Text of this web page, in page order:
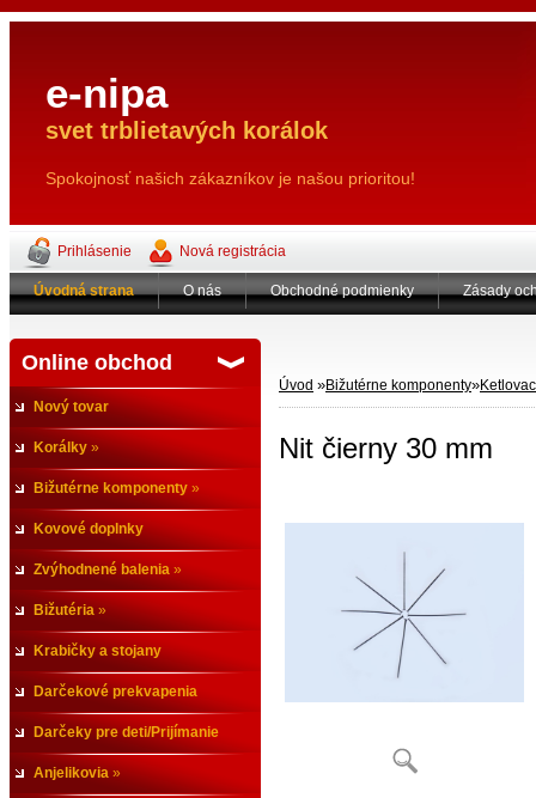
e-nipa
svet trblietavých korálok
Spokojnosť našich zákazníkov je našou prioritou!
Prihlásenie Nová registrácia
Úvodná strana O nás Obchodné podmienky Zásady
Online obchod
Nový tovar
Korálky »
Bižutérne komponenty »
Kovové doplnky
Zvýhodnené balenia »
Bižutéria »
Krabičky a stojany
Darčekové prekvapenia
Darčeky pre deti/Prijímanie
Anjelikovia »
Úvod »Bižutérne komponenty»
Nit čierny 30 mm